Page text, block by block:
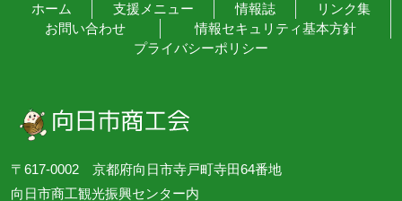
ホーム 支援メニュー 情報誌
リンク集
お問い合わせ
情報セキュリティ基本方針
プライバシーポリシー
〒617-0002 京都府向日市寺戸町寺田64番地
向日市商工観光振興センター内